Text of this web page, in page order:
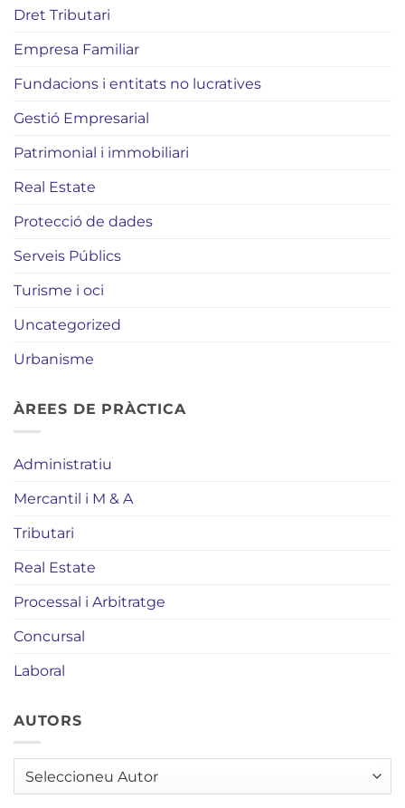
Dret Tributari
Empresa Familiar
Fundacions i entitats no lucratives
Gestió Empresarial
Patrimonial i immobiliari
Real Estate
Protecció de dades
Serveis Públics
Turisme i oci
Uncategorized
Urbanisme
ÀREES DE PRÀCTICA
Administratiu
Mercantil i M & A
Tributari
Real Estate
Processal i Arbitratge
Concursal
Laboral
AUTORS
AUTORS